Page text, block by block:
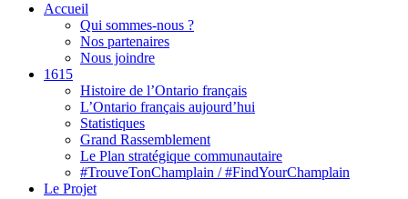
Accueil
Qui sommes-nous ?
Nos partenaires
Nous joindre
1615
Histoire de l’Ontario français
L’Ontario français aujourd’hui
Statistiques
Grand Rassemblement
Le Plan stratégique communautaire
#TrouveTonChamplain / #FindYourChamplain
Le Projet